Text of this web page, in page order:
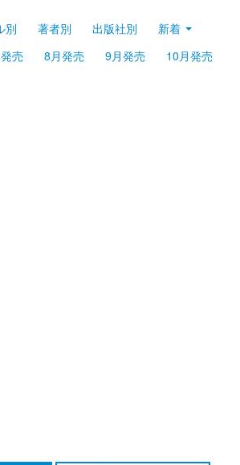
別 著者別 出版社別
新着
売 8月発売 9月発売 10月発売